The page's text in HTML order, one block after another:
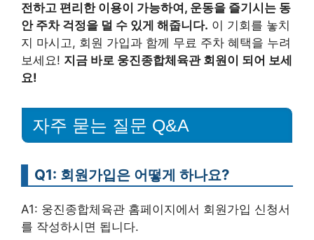
전하고 편리한 이용이 가능하여, 운동을 즐기시는 동
안 주차 걱정을 덜 수 있게 해줍니다. 이 기회를 놓치
지 마시고, 회원 가입과 함께 무료 주차 혜택을 누려
보세요! 지금 바로 웅진종합체육관 회원이 되어 보세
요!
자주 묻는 질문 Q&A
Q1: 회원가입은 어떻게 하나요?
A1: 웅진종합체육관 홈페이지에서 회원가입 신청서
를 작성하시면 됩니다.